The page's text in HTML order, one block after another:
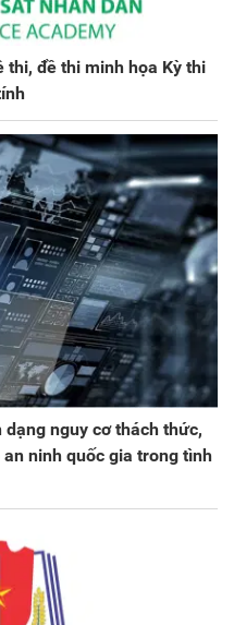
thi, đề thi minh họa Kỳ thi
nguy cơ thách thức,
ninh quốc gia trong tình